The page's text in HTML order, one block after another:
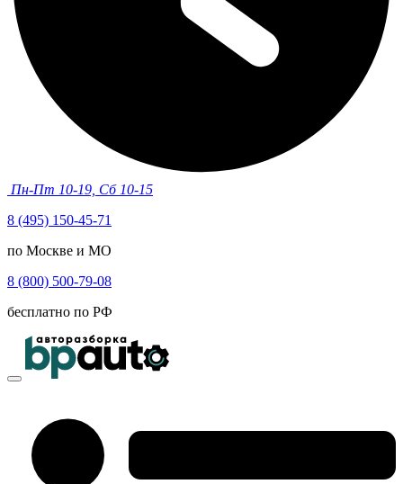
Пн-Пт 10-19, Сб 10-15
8 (495) 150-45-71
по Москве и МО
8 (800) 500-79-08
бесплатно по РФ